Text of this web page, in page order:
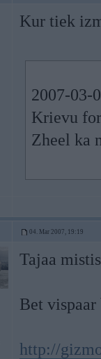
Kur tiek
2007-03-
Krievu
Zheel ka
04. Mar 2007, 19:19
Tajaa
Bet
http://